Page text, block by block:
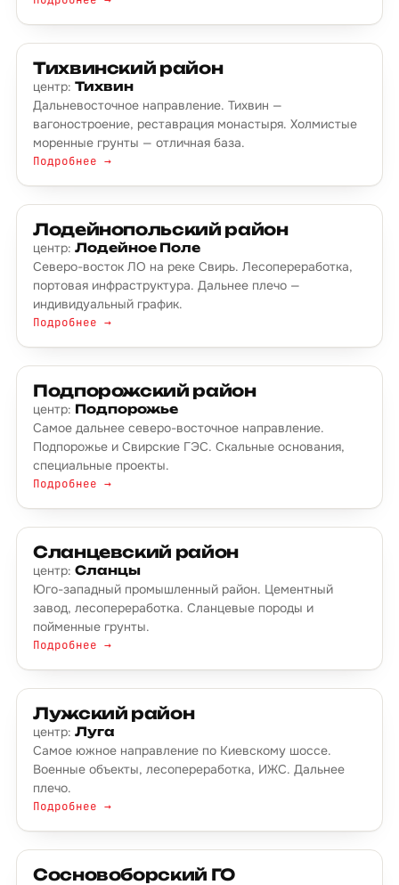
Тихвинский район
центр: Тихвин
Дальневосточное направление. Тихвин —
вагоностроение, реставрация монастыря. Холмистые
моренные грунты — отличная база.
Подробнее →
Лодейнопольский район
центр: Лодейное Поле
Северо-восток ЛО на реке Свирь. Лесопереработка,
портовая инфраструктура. Дальнее плечо —
индивидуальный график.
Подробнее →
Подпорожский район
центр: Подпорожье
Самое дальнее северо-восточное направление.
Подпорожье и Свирские ГЭС. Скальные основания,
специальные проекты.
Подробнее →
Сланцевский район
центр: Сланцы
Юго-западный промышленный район. Цементный
завод, лесопереработка. Сланцевые породы и
пойменные грунты.
Подробнее →
Лужский район
центр: Луга
Самое южное направление по Киевскому шоссе.
Военные объекты, лесопереработка, ИЖС. Дальнее
плечо.
Подробнее →
Сосновоборский ГО